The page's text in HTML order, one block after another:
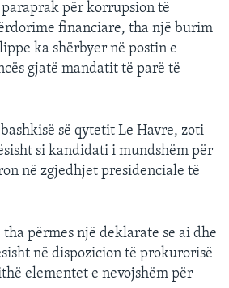
për korrupsion të
financiare, tha një burim
ka shërbyer në postin e
gjatë mandatit të parë të
së qytetit Le Havre, zoti
si kandidati i mundshëm për
në zgjedhjet presidenciale të
përmes një deklarate se ai dhe
në dispozicion të prokurorisë
elementet e nevojshëm për